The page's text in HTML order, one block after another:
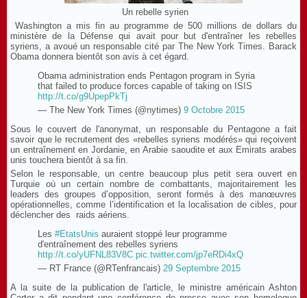
Un rebelle syrien
Washington a mis fin au programme de 500 millions de dollars du
ministère de la Défense qui avait pour but d'entraîner les rebelles
syriens, a avoué un responsable cité par The New York Times. Barack
Obama donnera bientôt son avis à cet égard.
Obama administration ends Pentagon program in Syria
that failed to produce forces capable of taking on ISIS
http://t.co/g9UpepPkTj
— The New York Times (@nytimes) 9 Octobre 2015
Sous le couvert de l'anonymat, un responsable du Pentagone a fait
savoir que le recrutement des «rebelles syriens modérés» qui reçoivent
un entraînement en Jordanie, en Arabie saoudite et aux Emirats arabes
unis touchera bientôt à sa fin.
Selon le responsable, un centre beaucoup plus petit sera ouvert en
Turquie où un certain nombre de combattants, majoritairement les
leaders des groupes d’opposition, seront formés à des manœuvres
opérationnelles, comme l’identification et la localisation de cibles, pour
déclencher des raids aériens.
Les #EtatsUnis auraient stoppé leur programme
d'entraînement des rebelles syriens
http://t.co/yUFNL83V8C pic.twitter.com/jp7eRDi4xQ
— RT France (@RTenfrancais) 29 Septembre 2015
A la suite de la publication de l'article, le ministre américain Ashton